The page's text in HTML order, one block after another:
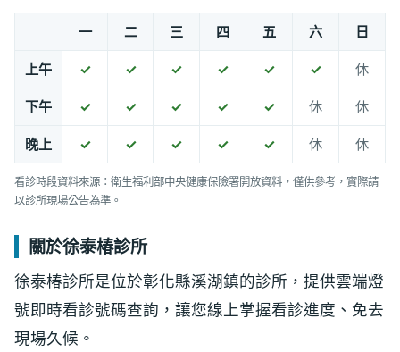
一 二 三 四 五 六 日
上午 ✓ ✓ ✓ ✓ ✓ ✓ 休
下午 ✓ ✓ ✓ ✓ ✓ 休 休
晚上 ✓ ✓ ✓ ✓ ✓ 休 休
看診時段資料來源：衛生福利部中央健康保險署開放資料，僅供參考，實際請
以診所現場公告為準。
關於徐泰椿診所
徐泰椿診所是位於彰化縣溪湖鎮的診所，提供雲端燈
號即時看診號碼查詢，讓您線上掌握看診進度、免去
現場久候。